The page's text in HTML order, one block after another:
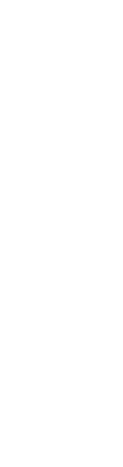
«La
La jornada de
los principios
A lo largo de
una forma de
bienes a costa
Según ha
trasciende su
personas
labor se
La entidad
siglo XXI,
más justo y
mensaje de